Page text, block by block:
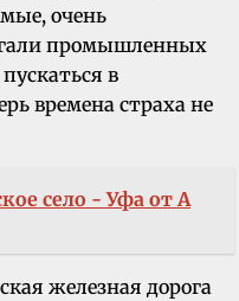
очень
промышленных
в
времена страха не
село - Уфа от А
железная дорога